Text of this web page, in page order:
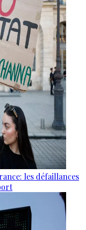
les défaillances